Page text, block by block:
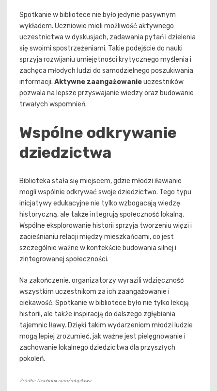
Spotkanie w bibliotece nie było jedynie pasywnym
wykładem. Uczniowie mieli możliwość aktywnego
uczestnictwa w dyskusjach, zadawania pytań i dzielenia
się swoimi spostrzeżeniami. Takie podejście do nauki
sprzyja rozwijaniu umiejętności krytycznego myślenia i
zachęca młodych ludzi do samodzielnego poszukiwania
informacji. Aktywne zaangażowanieuczestników
pozwala na lepsze przyswajanie wiedzy oraz budowanie
trwałych wspomnień.
Wspólne odkrywanie
dziedzictwa
Biblioteka stała się miejscem, gdzie młodzi iławianie
mogli wspólnie odkrywać swoje dziedzictwo. Tego typu
inicjatywy edukacyjne nie tylko wzbogacają wiedzę
historyczną, ale także integrują społeczność lokalną.
Wspólne eksplorowanie historii sprzyja tworzeniu więzi i
zacieśnianiu relacji między mieszkańcami, co jest
szczególnie ważne w kontekście budowania silnej i
zintegrowanej społeczności.
Na zakończenie, organizatorzy wyrazili wdzięczność
wszystkim uczestnikom za ich zaangażowanie i
ciekawość. Spotkanie w bibliotece było nie tylko lekcją
historii, ale także inspiracją do dalszego zgłębiania
tajemnic Iławy. Dzięki takim wydarzeniom młodzi ludzie
mogą lepiej zrozumieć, jak ważne jest pielęgnowanie i
zachowanie lokalnego dziedzictwa dla przyszłych
pokoleń.
Źródło: facebook.com/mbpilawa